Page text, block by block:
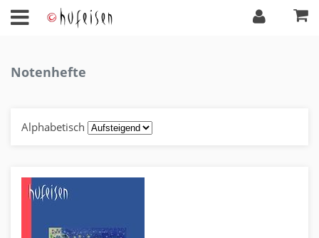
Notenhefte
Alphabetisch